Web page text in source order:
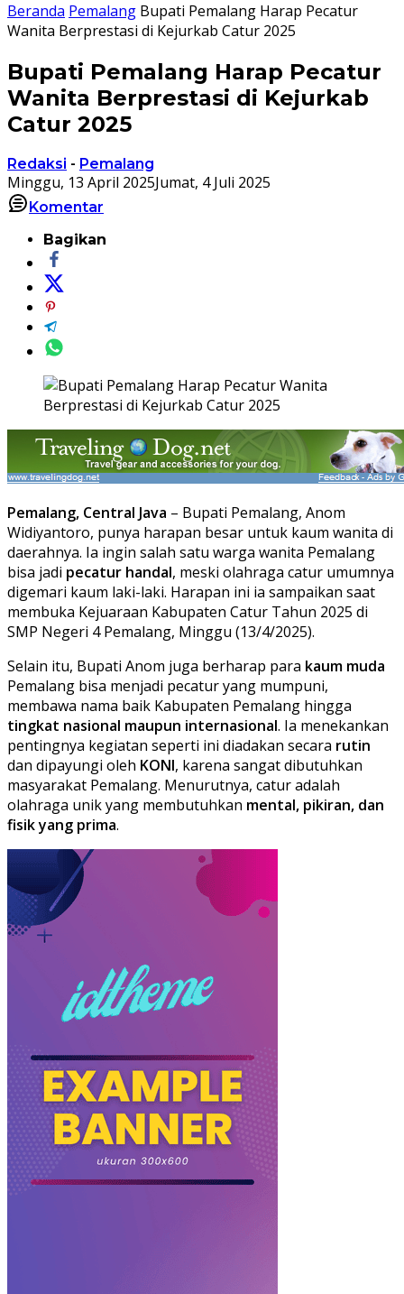
Beranda Pemalang Bupati Pemalang Harap Pecatur
Wanita Berprestasi di Kejurkab Catur 2025
Bupati Pemalang Harap Pecatur
Wanita Berprestasi di Kejurkab
Catur 2025
Redaksi - Pemalang
Minggu, 13 April 2025Jumat, 4 Juli 2025
Komentar
Bagikan
Pemalang, Central Java – Bupati Pemalang, Anom
Widiyantoro, punya harapan besar untuk kaum wanita di
daerahnya. Ia ingin salah satu warga wanita Pemalang
bisa jadi pecatur handal, meski olahraga catur umumnya
digemari kaum laki-laki. Harapan ini ia sampaikan saat
membuka Kejuaraan Kabupaten Catur Tahun 2025 di
SMP Negeri 4 Pemalang, Minggu (13/4/2025).
Selain itu, Bupati Anom juga berharap para kaum muda
Pemalang bisa menjadi pecatur yang mumpuni,
membawa nama baik Kabupaten Pemalang hingga
tingkat nasional maupun internasional. Ia menekankan
pentingnya kegiatan seperti ini diadakan secara rutin
dan dipayungi oleh KONI, karena sangat dibutuhkan
masyarakat Pemalang. Menurutnya, catur adalah
olahraga unik yang membutuhkan mental, pikiran, dan
fisik yang prima.